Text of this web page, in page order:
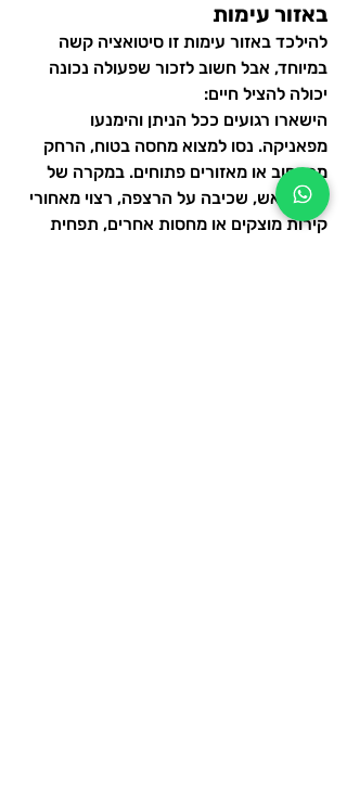
באזור עימות
להילכד באזור עימות זו סיטואציה קשה
במיוחד, אבל חשוב לזכור שפעולה נכונה
יכולה להציל חיים:
הישארו רגועים ככל הניתן והימנעו
מפאניקה. נסו למצוא מחסה בטוח, הרחק
מהרחוב או מאזורים פתוחים. במקרה של
חילופי אש, שכיבה על הרצפה, רצוי מאחורי
קירות מוצקים או מחסות אחרים, תפחית